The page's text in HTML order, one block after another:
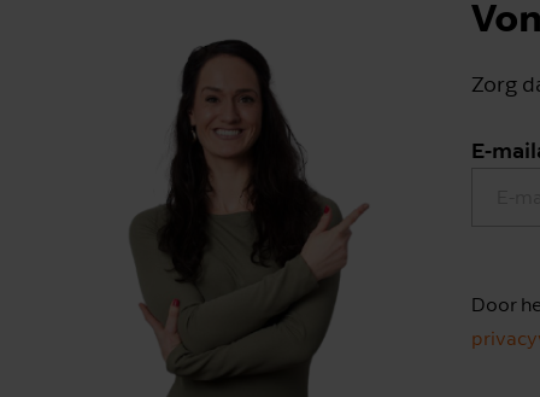
Zorg
E-
Door